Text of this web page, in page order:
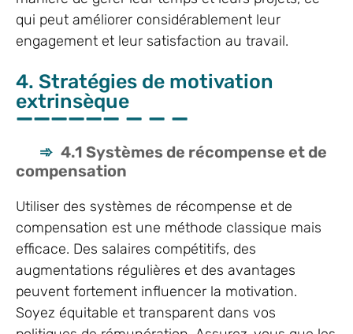
qui peut améliorer considérablement leur
engagement et leur satisfaction au travail.
4. Stratégies de motivation
extrinsèque
4.1 Systèmes de récompense et de
compensation
Utiliser des systèmes de récompense et de
compensation est une méthode classique mais
efficace. Des salaires compétitifs, des
augmentations régulières et des avantages
peuvent fortement influencer la motivation.
Soyez équitable et transparent dans vos